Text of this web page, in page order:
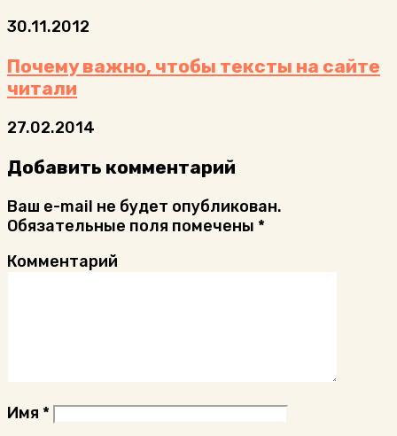
30.11.2012
Почему важно, чтобы тексты на сайте
читали
27.02.2014
Добавить комментарий
Ваш e-mail не будет опубликован.
Обязательные поля помечены *
Комментарий
Имя *